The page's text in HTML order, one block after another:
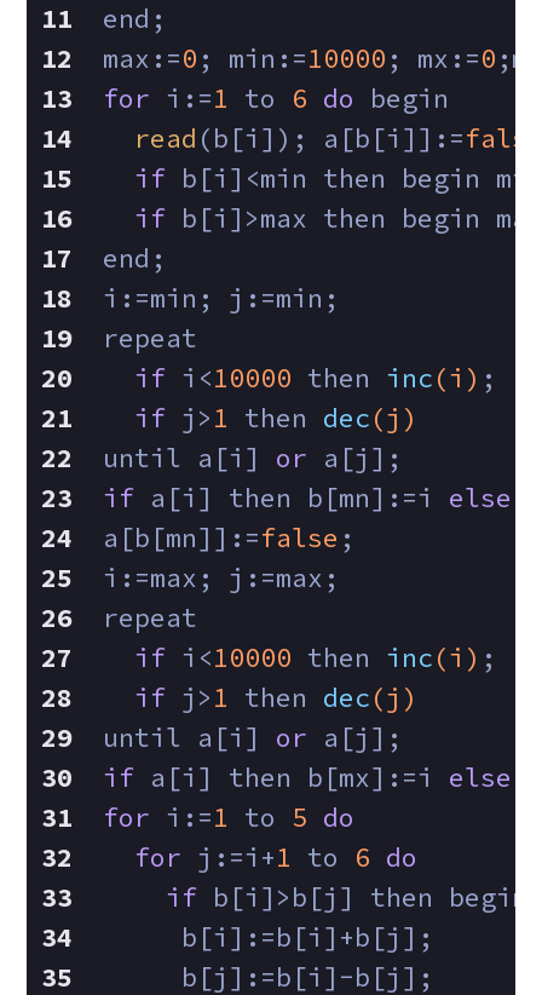
end;
max:=0 ; min:=10000 ; mx:=0
for i:=1 to 6 do begin
read (b[i]); a[b[i]]:=
if b[i]<min then begin
if b[i]>max then begin
end;
i:=min; j:=min;
repeat
if i<10000 then inc(i) ;
if j>1 then dec(j)
until a[i] or a[j];
if a[i] then b[mn]:=i else
a[b[mn]]:=false ;
i:=max; j:=max;
repeat
if i<10000 then inc(i) ;
if j>1 then dec(j)
until a[i] or a[j];
if a[i] then b[mx]:=i else
for i:=1 to 5 do
for j:=i+1 to 6 do
if b[i]>b[j] then begin
      b[i]:=b[i]+b[j];
      b[j]:=b[i]-b[j];